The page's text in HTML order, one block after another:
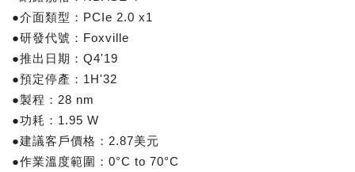
●介面類型：PCIe 2.0 x1
●研發代號：Foxville
●推出日期：Q4'19
●預定停產：1H'32
●製程：28 nm
●功耗：1.95 W
●建議客戶價格：2.87美元
●作業溫度範圍：0°C to 70°C